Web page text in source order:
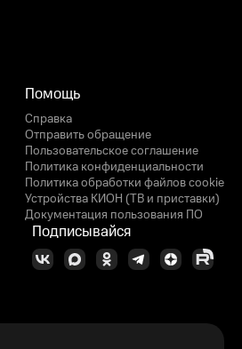
Помощь
Справка
Отправить обращение
Пользовательское соглашение
Политика конфиденциальности
Политика обработки файлов cookie
Устройства КИОН (ТВ и приставки)
Документация пользования ПО
Подписывайся